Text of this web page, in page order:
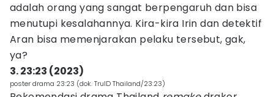
adalah orang yang sangat berpengaruh dan bisa
menutupi kesalahannya. Kira-kira Irin dan detektif
Aran bisa memenjarakan pelaku tersebut, gak,
ya?
3. 23:23 (2023)
poster drama 23:23 (dok. TruID Thailand/23:23)